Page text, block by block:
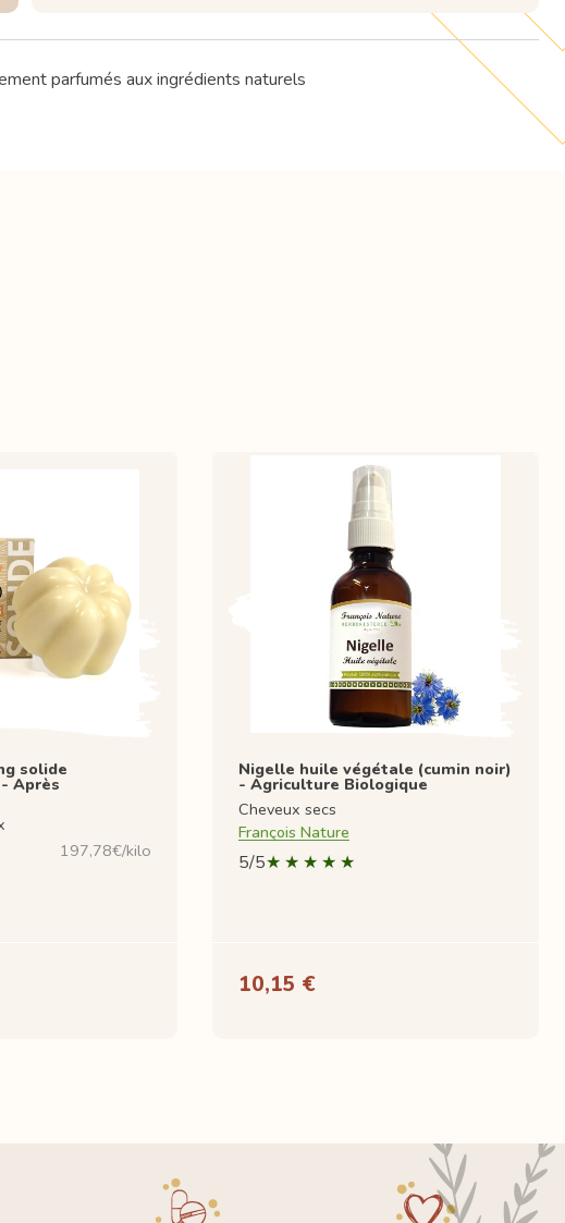
parfumés aux ingrédients naturels
solide
Après
197,78€/kilo
Nigelle huile végétale (cumin noir)
- Agriculture Biologique
Cheveux secs
François Nature
5/5
10,15 €